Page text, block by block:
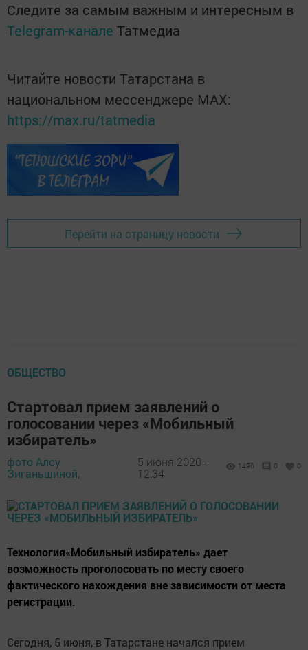
Следите за самым важным и интересным в
Telegram-канале Татмедиа
Читайте новости Татарстана в
национальном мессенджере MАХ:
https://max.ru/tatmedia
Перейти на страницу новости
ОБЩЕСТВО
Стартовал прием заявлений о
голосовании через «Мобильный
избиратель»
фото Алсу
Зиганьшиной,
5 июня 2020 -
12:34
1496 0 0
Технология«Мобильный избиратель» дает
возможность проголосовать по месту своего
фактического нахождения вне зависимости от места
регистрации.
Сегодня, 5 июня, в Татарстане начался прием